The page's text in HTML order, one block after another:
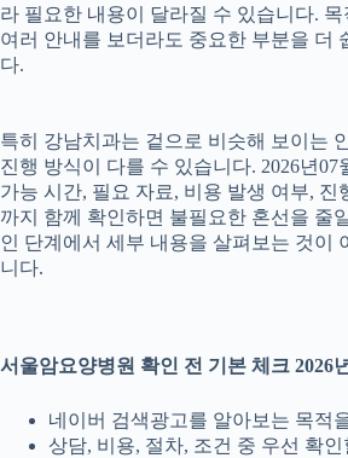
라 필요한 내용이 달라질 수 있습니다.
여러 안내를 보더라도 중요한 부분을 더
다.
특히 강남치과는 겉으로 비슷해 보이는
진행 방식이 다를 수 있습니다. 2026년07
가능 시간, 필요 자료, 비용 발생 여부, 진
까지 함께 확인하면 불필요한 혼선을 줄
인 단계에서 세부 내용을 살펴보는 것이
니다.
서울암요양병원 확인 전 기본 체크 2026
네이버 검색광고를 알아보는 목적
상담, 비용, 절차, 조건 중 우선 확인